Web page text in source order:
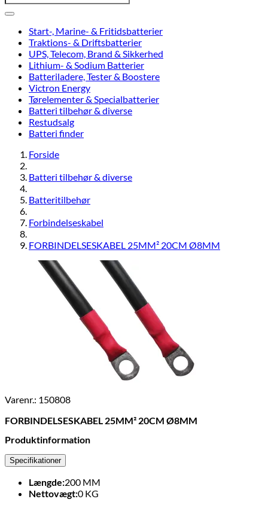
Start-, Marine- & Fritidsbatterier
Traktions- & Driftsbatterier
UPS, Telecom, Brand & Sikkerhed
Lithium- & Sodium Batterier
Batteriladere, Tester & Boostere
Victron Energy
Tørelementer & Specialbatterier
Batteri tilbehør & diverse
Restudsalg
Batteri finder
Forside
Batteri tilbehør & diverse
Batteritilbehør
Forbindelseskabel
FORBINDELSESKABEL 25MM² 20CM Ø8MM
Varenr.: 150808
FORBINDELSESKABEL 25MM² 20CM Ø8MM
Produktinformation
Specifikationer
Længde:200 MM
Nettovægt:0 KG